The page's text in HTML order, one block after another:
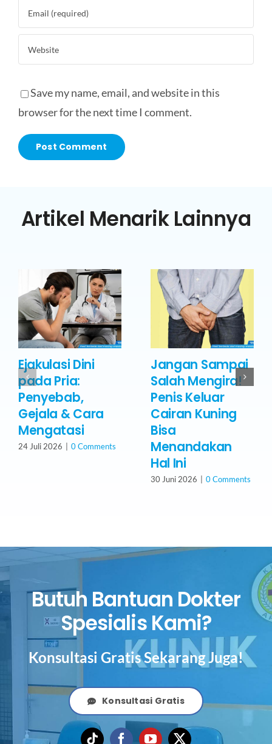
Save my name, email, and website in this
browser for the next time I comment.
Artikel Menarik Lainnya
Ejakulasi Dini
pada Pria:
Penyebab,
Gejala & Cara
Mengatasi
24 Juli 2026 0 Comments
Jangan Sampai
Salah Mengira!
Penis Keluar
Cairan Kuning
Bisa
Menandakan
Hal Ini
30 Juni 2026 0 Comments
Butuh Bantuan Dokter
Spesialis Kami?
Konsultasi Gratis Sekarang Juga!
Konsultasi Gratis